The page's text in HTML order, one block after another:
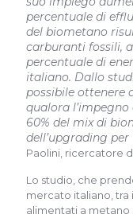
percentuale di
del biometano
carburanti fossili,
percentuale di
italiano. Dallo
possibile ottenere
qualora
60% del mix di
dell’upgrading per
Paolini, ricercatore
Lo studio, che
mercato italiano, tra
alimentati a metano